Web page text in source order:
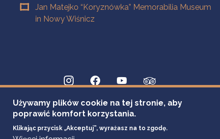
Jan Matejko “Koryznówka” Memorabilia Museum
in Nowy Wiśnicz
Używamy plików cookie na tej stronie, aby
poprawić komfort korzystania.
Klikając przycisk „Akceptuj”, wyrażasz na to zgodę.